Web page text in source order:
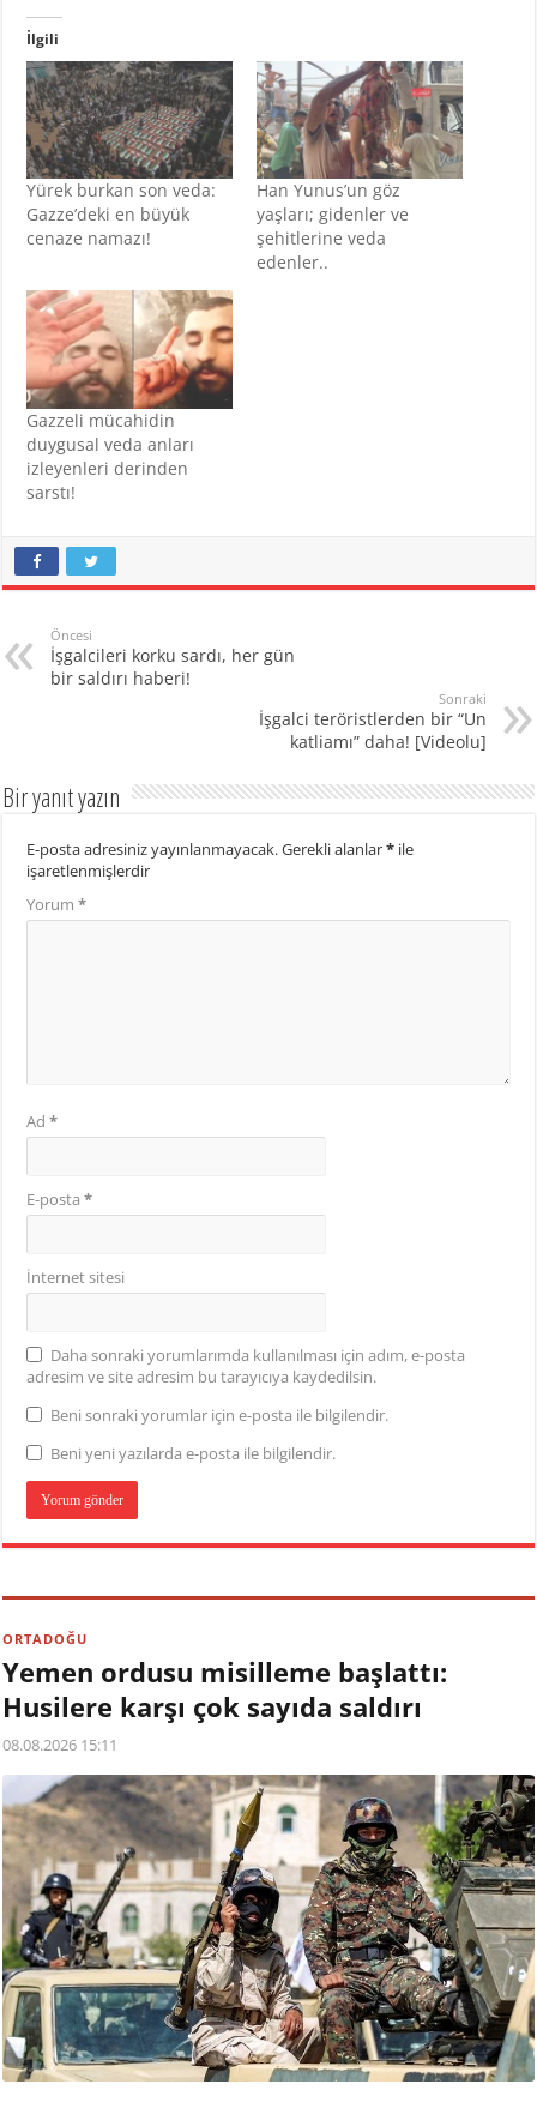
İlgili
Yürek burkan son veda:
Gazze’deki en büyük
cenaze namazı!
Han Yunus’un göz
yaşları; gidenler ve
şehitlerine veda
edenler..
Gazzeli mücahidin
duygusal veda anları
izleyenleri derinden
sarstı!
Öncesi
İşgalcileri korku sardı, her gün
bir saldırı haberi!
Sonraki
İşgalci teröristlerden bir “Un
katliamı” daha! [Videolu]
Bir yanıt yazın
E-posta adresiniz yayınlanmayacak.Gerekli alanlar* ile
işaretlenmişlerdir
Yorum*
Ad*
E-posta*
İnternet sitesi
Daha sonraki yorumlarımda kullanılması için adım, e-posta
adresim ve site adresim bu tarayıcıya kaydedilsin.
Beni sonraki yorumlar için e-posta ile bilgilendir.
Beni yeni yazılarda e-posta ile bilgilendir.
ORTADOĞU
Yemen ordusu misilleme başlattı:
Husilere karşı çok sayıda saldırı
08.08.2026 15:11